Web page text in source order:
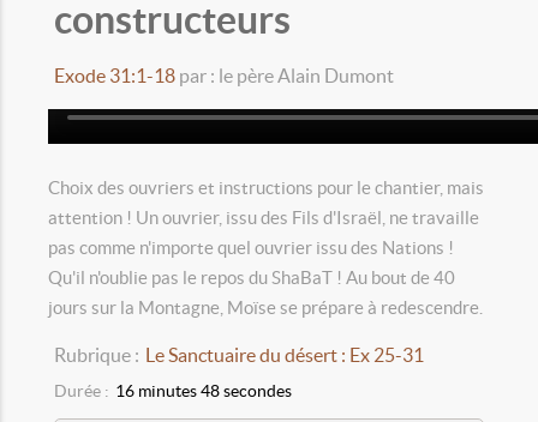
constructeurs
Exode 31:1-18 par : le père Alain Dumont
Choix des ouvriers et instructions pour le chantier, mais
attention ! Un ouvrier, issu des Fils d'Israël, ne travaille
pas comme n'importe quel ouvrier issu des Nations !
Qu'il n'oublie pas le repos du ShaBaT ! Au bout de 40
jours sur la Montagne, Moïse se prépare à redescendre.
Rubrique : Le Sanctuaire du désert : Ex 25-31
Durée : 16 minutes 48 secondes